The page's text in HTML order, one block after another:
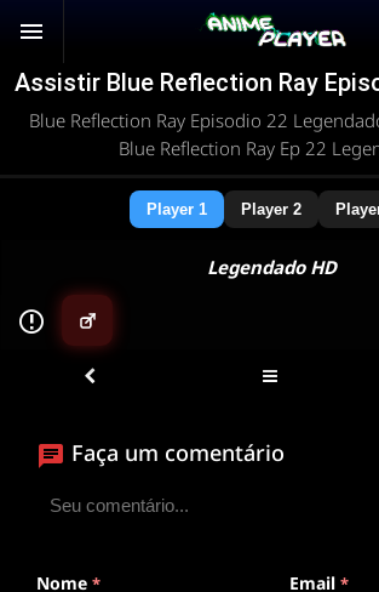
Assistir Blue Reflection Ray
Blue Reflection Ray Episodio 22
Blue Reflection Ray Ep 22
Player 1 Player 2
Clique para assistir
Legendado HD
Faça um comentário
Nome * Email *